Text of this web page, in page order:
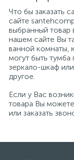
Что бы заказать
сайте
выбранный товар
нашем сайте Вы
ванной комнаты,
могут быть тумба
зеркало-шкаф
другое.
Если у Вас
товара Вы
или заказать